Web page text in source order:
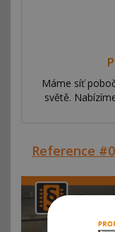
Máme síť
světě.
Reference